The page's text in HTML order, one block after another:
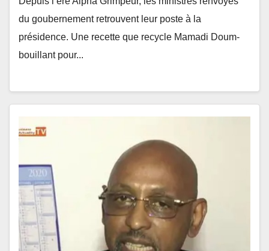
du goubernement retrouvent leur poste à la
présidence. Une recette que recycle Mamadi Doum-
bouillant pour...